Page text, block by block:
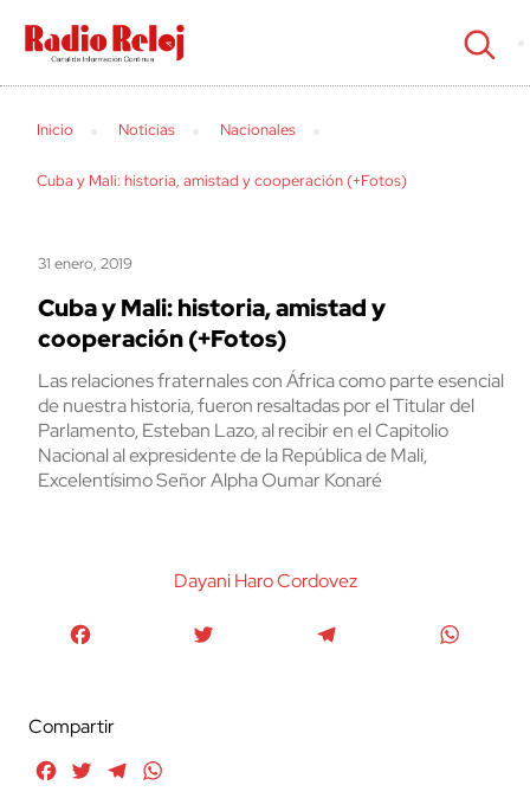
cerrar
Inicio Noticias Nacionales
Cuba y Mali: historia, amistad y cooperación (+Fotos)
31 enero, 2019
Cuba y Mali: historia, amistad y
cooperación (+Fotos)
Las relaciones fraternales con África como parte esencial
de nuestra historia, fueron resaltadas por el Titular del
Parlamento, Esteban Lazo, al recibir en el Capitolio
Nacional al expresidente de la República de Mali,
Excelentísimo Señor Alpha Oumar Konaré
Dayani Haro Cordovez
Compartir
FacebookTwitterTelegram